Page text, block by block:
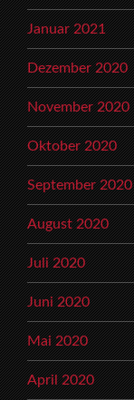
Januar 2021
Dezember 2020
November 2020
Oktober 2020
September 2020
August 2020
Juli 2020
Juni 2020
Mai 2020
April 2020